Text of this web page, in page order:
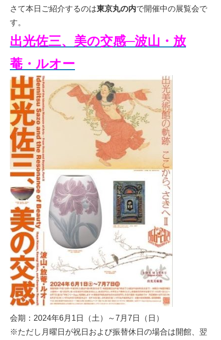
さて本日ご紹介するのは東京丸の内で開催中の展覧会で
す。
出光佐三、美の交感─波山・放
菴・ルオー
会期：2024年6月1日（土）～7月7日（日）
※ただし月曜日が祝日および振替休日の場合は開館、翌